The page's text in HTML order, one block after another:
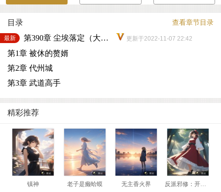
目录 查看章节目录
最新 第390章 尘埃落定（大结局） 更新于2022-11-07 22:42
第1章 被休的赘婿
第2章 代州城
第3章 武道高手
精彩推荐
镇神 老子是癞蛤蟆 无主香火界 反派邪修：开局我是瘸腿老头